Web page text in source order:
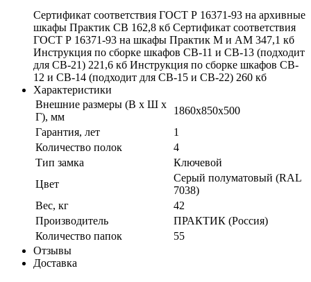
Сертификат соответствия ГОСТ Р 16371-93 на архивные
шкафы Практик СВ 162,8 кб Сертификат соответствия
ГОСТ Р 16371-93 на шкафы Практик М и АМ 347,1 кб
Инструкция по сборке шкафов CB-11 и CB-13 (подходит
для СВ-21) 221,6 кб Инструкция по сборке шкафов CB-
12 и CB-14 (подходит для СВ-15 и СВ-22) 260 кб
Характеристики
Внешние размеры (В х Ш х
Г), мм
1860x850x500
Гарантия, лет
1
Количество полок
4
Тип замка
Ключевой
Цвет
Серый полуматовый (RAL
7038)
Вес, кг
42
Производитель
ПРАКТИК (Россия)
Количество папок
55
Отзывы
Доставка